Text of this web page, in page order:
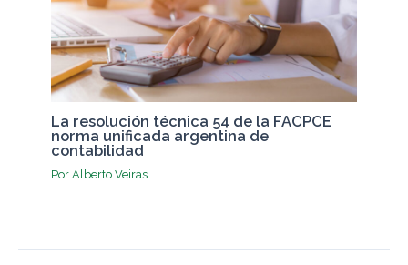
La resolución técnica 54 de la FACPCE
norma unificada argentina de
contabilidad
PorAlberto Veiras